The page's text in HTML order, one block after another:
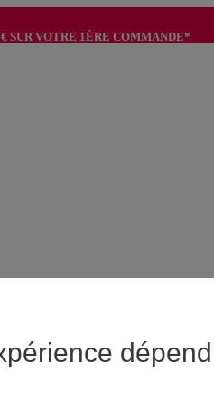
SUR VOTRE 1ÈRE COMMANDE*